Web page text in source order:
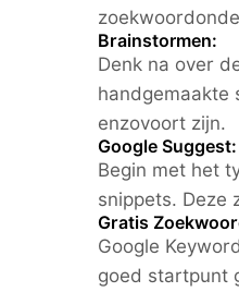
Brainstormen:
Denk na over
handgemaakte
enzovoort zijn.
Google Suggest:
Begin met het
snippets. Deze
Gratis
Google
goed startpunt